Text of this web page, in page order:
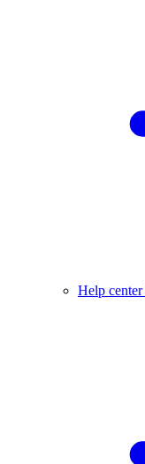
Help center